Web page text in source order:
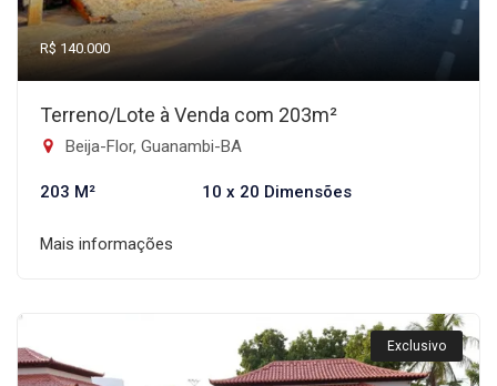
R$ 140.000
Terreno/Lote à Venda com 203m²
Beija-Flor, Guanambi-BA
203 M² 10 x 20 Dimensões
Mais informações
Exclusivo